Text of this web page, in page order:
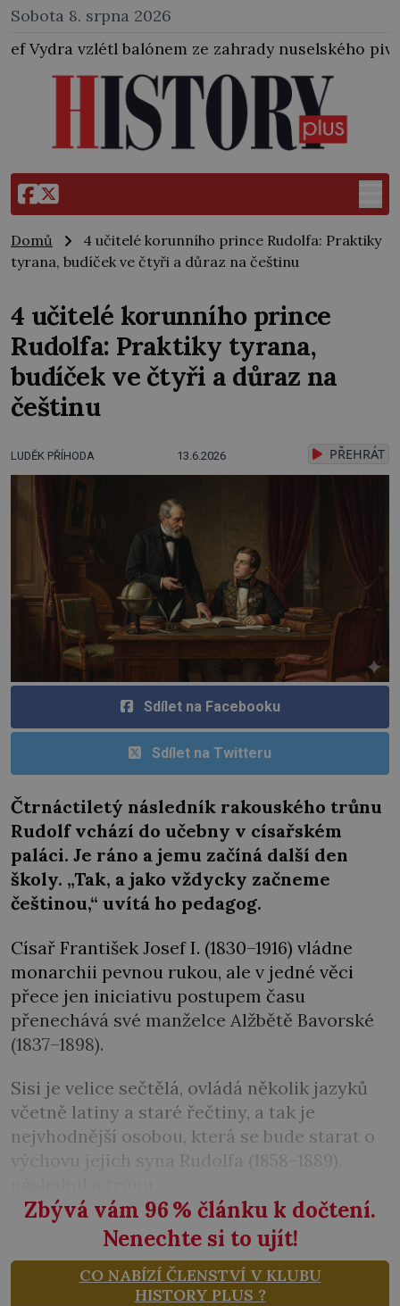
Sobota 8. srpna 2026
ze zahrady nuselského pivovaru a stal se tak
Domů
4 učitelé korunního prince Rudolfa: Praktiky
tyrana, budíček ve čtyři a důraz na češtinu
4 učitelé korunního prince
Rudolfa: Praktiky tyrana,
budíček ve čtyři a důraz na
češtinu
LUDĚK PŘÍHODA 13.6.2026 PŘEHRÁT
Sdílet na Facebooku
Sdílet na Twitteru
Čtrnáctiletý následník rakouského trůnu
Rudolf vchází do učebny v císařském
paláci. Je ráno a jemu začíná další den
školy. „Tak, a jako vždycky začneme
češtinou,“ uvítá ho pedagog.
Císař František Josef I. (1830–1916) vládne
monarchii pevnou rukou, ale v jedné věci
přece jen iniciativu postupem času
přenechává své manželce Alžbětě Bavorské
(1837–1898).
Sisi je velice sečtělá, ovládá několik jazyků
včetně latiny a staré řečtiny, a tak je
nejvhodnější osobou, která se bude starat o
výchovu jejich syna Rudolfa (1858–1889),
Zbývá vám 96% článku k dočtení.
Nenechte si to ujít!
CO NABÍZÍ ČLENSTVÍ V KLUBU
HISTORY PLUS ?